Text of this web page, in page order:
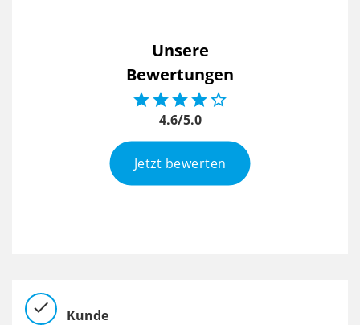
Unsere
Bewertungen

4.6/5.0
Jetzt bewerten
check
Kunde